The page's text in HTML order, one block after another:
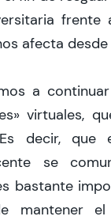
frente
afecta desde
a
virtuales,
Es decir, que
se
bastante
mantener